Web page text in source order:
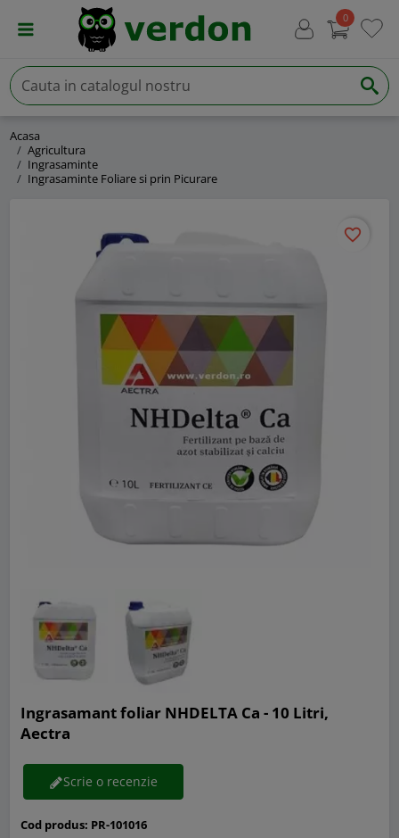
0
Acasa
Agricultura
Ingrasaminte
Ingrasaminte Foliare si prin Picurare
favorite_border
Ingrasamant foliar NHDELTA Ca - 10 Litri,
Aectra
Scrie o recenzie
Cod produs: PR-101016